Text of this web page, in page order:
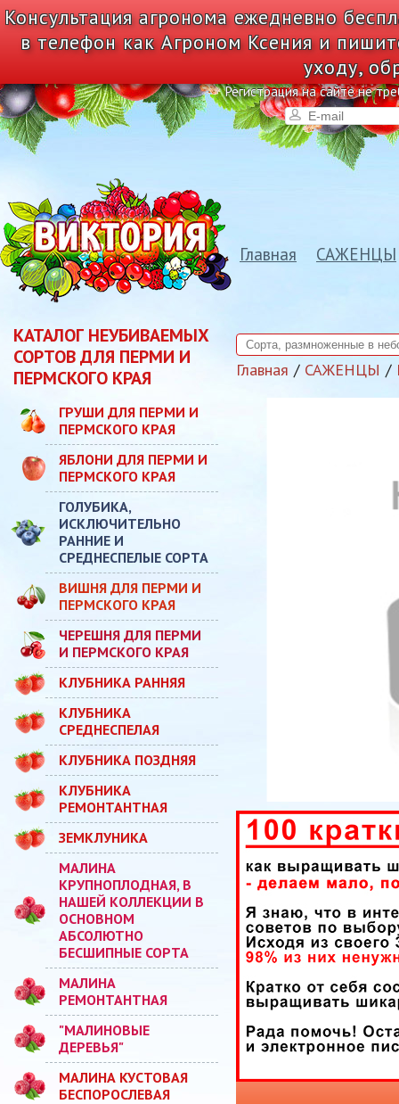
Консультация агронома ежедневно
в телефон как Агроном Ксения и
уходу,
Регистрация на сайте не
Главная САЖЕНЦЫ
КАТАЛОГ НЕУБИВАЕМЫХ
СОРТОВ ДЛЯ ПЕРМИ И
ПЕРМСКОГО КРАЯ
ГРУШИ ДЛЯ ПЕРМИ И
ПЕРМСКОГО КРАЯ
ЯБЛОНИ ДЛЯ ПЕРМИ И
ПЕРМСКОГО КРАЯ
ГОЛУБИКА,
ИСКЛЮЧИТЕЛЬНО
РАННИЕ И
СРЕДНЕСПЕЛЫЕ СОРТА
ВИШНЯ ДЛЯ ПЕРМИ И
ПЕРМСКОГО КРАЯ
ЧЕРЕШНЯ ДЛЯ ПЕРМИ
И ПЕРМСКОГО КРАЯ
КЛУБНИКА РАННЯЯ
КЛУБНИКА
СРЕДНЕСПЕЛАЯ
КЛУБНИКА ПОЗДНЯЯ
КЛУБНИКА
РЕМОНТАНТНАЯ
ЗЕМКЛУНИКА
МАЛИНА
КРУПНОПЛОДНАЯ, В
НАШЕЙ КОЛЛЕКЦИИ В
ОСНОВНОМ
АБСОЛЮТНО
БЕСШИПНЫЕ СОРТА
МАЛИНА
РЕМОНТАНТНАЯ
"МАЛИНОВЫЕ
ДЕРЕВЬЯ"
МАЛИНА КУСТОВАЯ
БЕСПОРОСЛЕВАЯ
Главная САЖЕНЦЫ